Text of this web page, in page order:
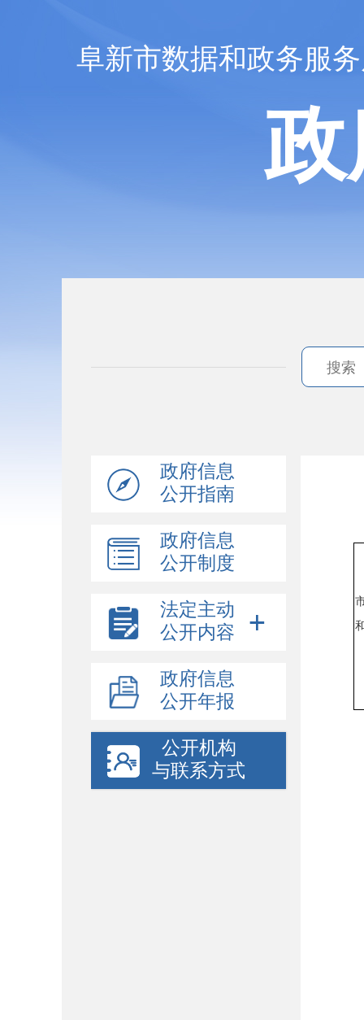
阜新市数据和政务服
政府信息
公开指南
政府信息
公开制度
法定主动
公开内容
政府信息
公开年报
公开机构
与联系方式